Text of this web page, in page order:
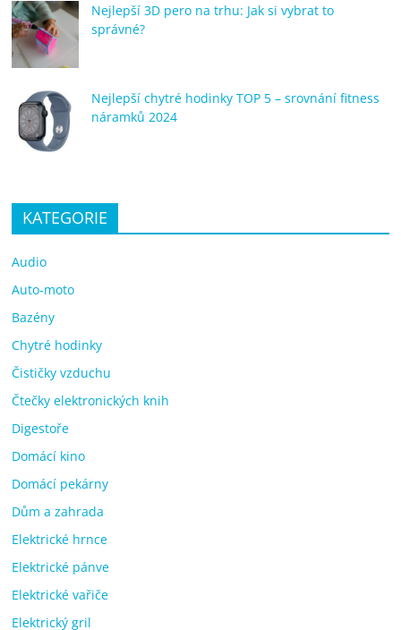
Nejlepší 3D pero na trhu: Jak si vybrat to
správné?
Nejlepší chytré hodinky TOP 5 – srovnání fitness
náramků 2024
KATEGORIE
Audio
Auto-moto
Bazény
Chytré hodinky
Čističky vzduchu
Čtečky elektronických knih
Digestoře
Domácí kino
Domácí pekárny
Dům a zahrada
Elektrické hrnce
Elektrické pánve
Elektrické vařiče
Elektrický gril